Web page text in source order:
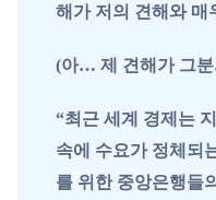
해가 저의 견해와 매
(아… 제 견해가 그분
“최근 세계 경제는
속에 수요가 정체되
를 위한 중앙은행들